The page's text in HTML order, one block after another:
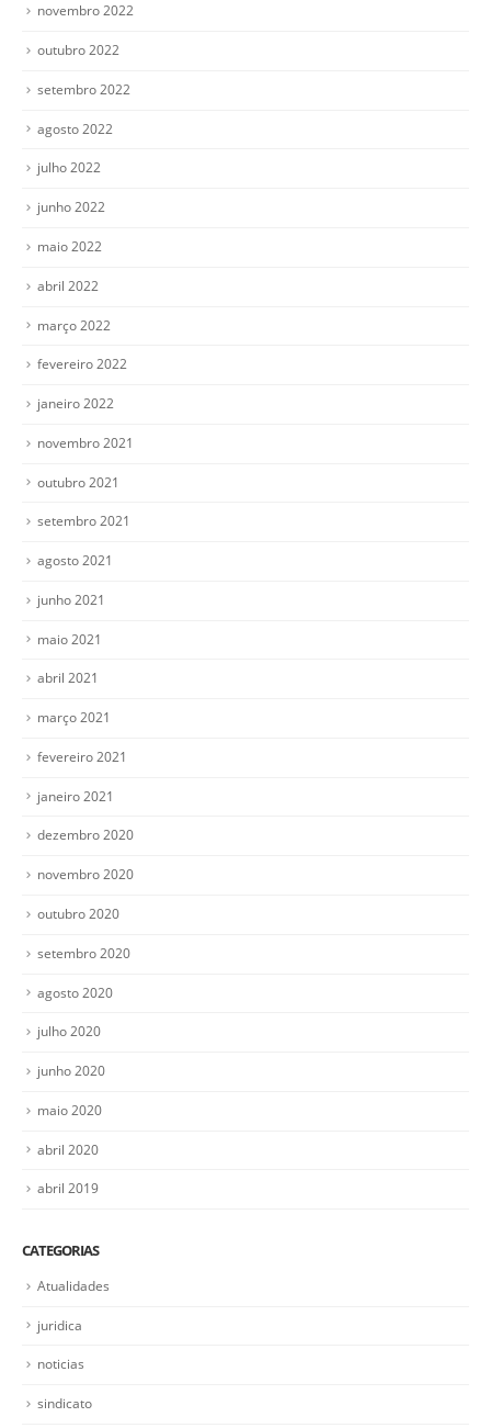
novembro 2022
outubro 2022
setembro 2022
agosto 2022
julho 2022
junho 2022
maio 2022
abril 2022
março 2022
fevereiro 2022
janeiro 2022
novembro 2021
outubro 2021
setembro 2021
agosto 2021
junho 2021
maio 2021
abril 2021
março 2021
fevereiro 2021
janeiro 2021
dezembro 2020
novembro 2020
outubro 2020
setembro 2020
agosto 2020
julho 2020
junho 2020
maio 2020
abril 2020
abril 2019
CATEGORIAS
Atualidades
juridica
noticias
sindicato